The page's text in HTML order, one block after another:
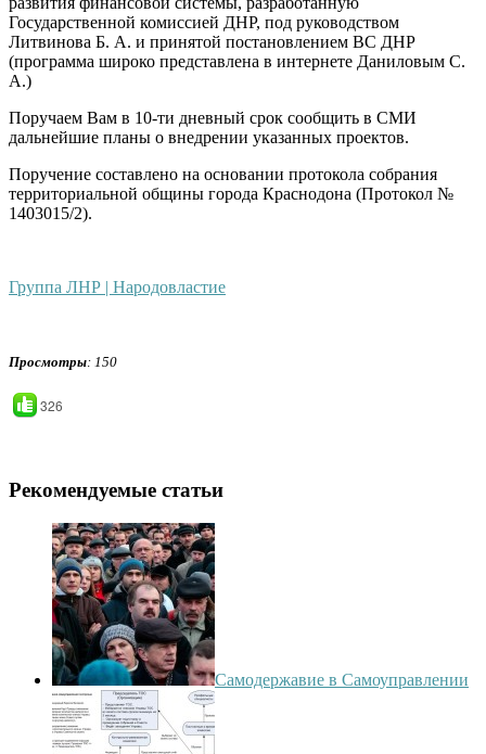
Государственной комиссией ДНР, под руководством
Литвинова Б. А. и принятой постановлением ВС ДНР
(программа широко представлена в интернете Даниловым С.
А.)
Поручаем Вам в 10-ти дневный срок сообщить в СМИ
дальнейшие планы о внедрении указанных проектов.
Поручение составлено на основании протокола собрания
территориальной общины города Краснодона (Протокол №
1403015/2).
Группа ЛНР | Народовластие
Просмотры: 150
326
Рекомендуемые статьи
Самодержавие в Самоуправлении